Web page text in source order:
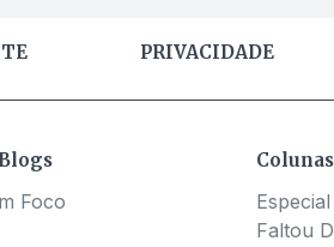
PRIVACIDADE
Foco
Faltou